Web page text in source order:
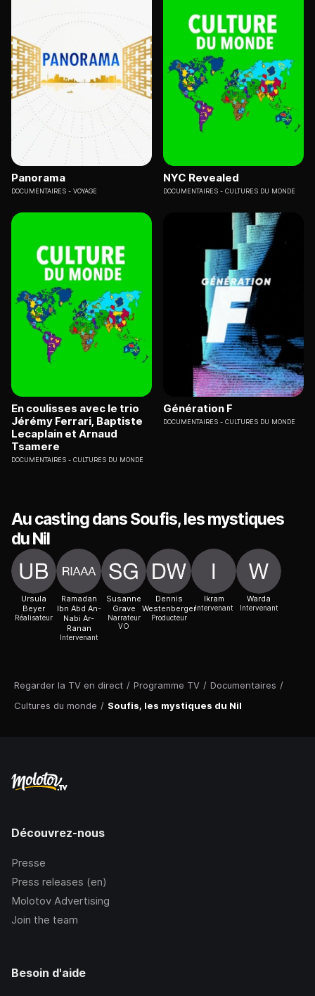
Regarder la TV en direct / Programme TV / Documentaires /
Cultures du monde / Soufis, les mystiques du Nil
Panorama
DOCUMENTAIRES VOYAGE
NYC Revealed
DOCUMENTAIRES CULTURES DU MONDE
En coulisses avec le trio
Jérémy Ferrari, Baptiste
Lecaplain et Arnaud
Tsamere
DOCUMENTAIRES CULTURES DU MONDE
Génération F
DOCUMENTAIRES CULTURES DU MONDE
Au casting dans Soufis, les mystiques
du Nil
Ursula
Beyer
Réalisateur
Ramadan
Ibn Abd An-
Nabi Ar-
Ranan
Intervenant
Susanne
Grave
Narrateur
VO
Dennis
Westenberger
Producteur
Ikram
Intervenant
Warda
Intervenant
Découvrez-nous
Presse
Press releases (en)
Molotov Advertising
Join the team
Besoin d'aide